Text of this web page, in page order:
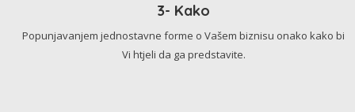
3- Kako
Popunjavanjem jednostavne forme o Vašem biznisu onako kako bi
Vi htjeli da ga predstavite.